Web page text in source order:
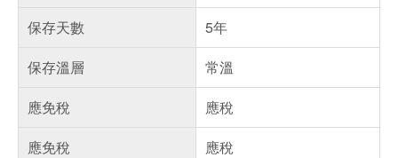
保存天數
5年
保存溫層
常溫
應免稅
應稅
應免稅
應稅